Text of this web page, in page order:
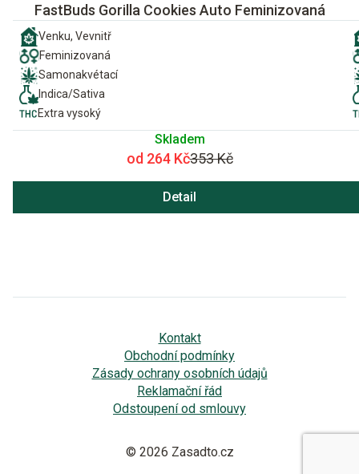
FastBuds Gorilla Cookies Auto Feminizovaná
Venku, Vevnitř
Feminizovaná
Samonakvétací
Indica/Sativa
Extra vysoký
Skladem
od 264 Kč353 Kč
Detail
Kontakt
Obchodní podmínky
Zásady ochrany osobních údajů
Reklamační řád
Odstoupení od smlouvy
© 2026 Zasadto.cz